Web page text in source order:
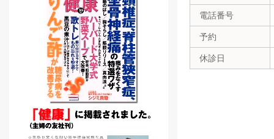
電話番号
予約
休診日